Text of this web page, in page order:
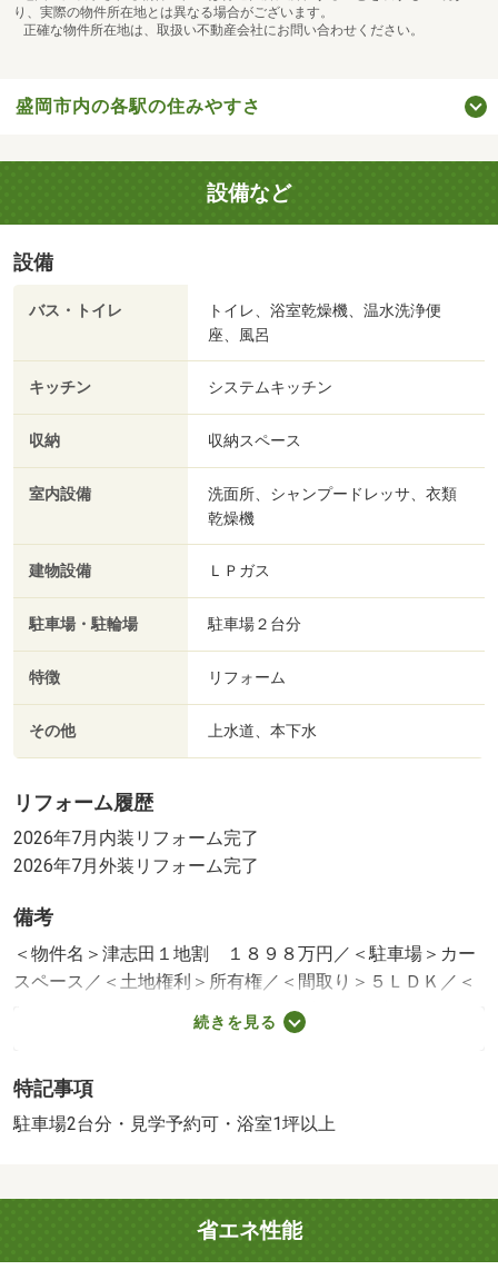
り、実際の物件所在地とは異なる場合がございます。
正確な物件所在地は、取扱い不動産会社にお問い合わせください。
盛岡市内の各駅の住みやすさ
設備など
設備
バス・トイレ
トイレ、浴室乾燥機、温水洗浄便
座、風呂
キッチン システムキッチン
収納 収納スペース
室内設備
洗面所、シャンプードレッサ、衣類
乾燥機
建物設備 ＬＰガス
駐車場・駐輪場 駐車場２台分
特徴 リフォーム
その他 上水道、本下水
リフォーム履歴
2026年7月内装リフォーム完了
2026年7月外装リフォーム完了
備考
＜物件名＞津志田１地割 １８９８万円／＜駐車場＞カー
スペース／＜土地権利＞所有権／＜間取り＞５ＬＤＫ／＜
リフォーム＞●リフォーム：２０２６年７月内装リフォー
ム完了、２０２６年７月外装リフォーム完了／＜特徴＞津
駐車２台可・ＬＤＫ２０畳以上・土地５０坪以上・内外装
リフォーム・システムキッチン
続きを見る
特記事項
駐車場2台分・見学予約可・浴室1坪以上
省エネ性能